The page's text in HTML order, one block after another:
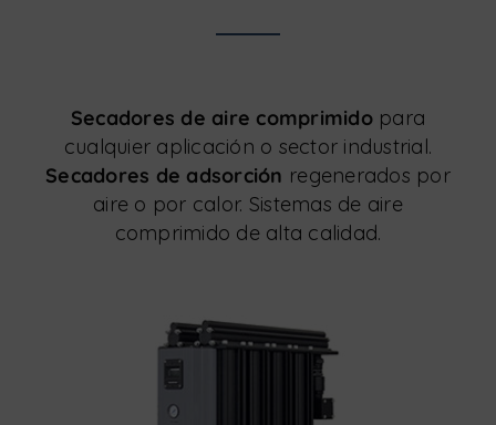
Secadores de aire comprimidopara
cualquier aplicación o sector industrial.
Secadores de adsorción regenerados por
aire o por calor. Sistemas de aire
comprimido de alta calidad.